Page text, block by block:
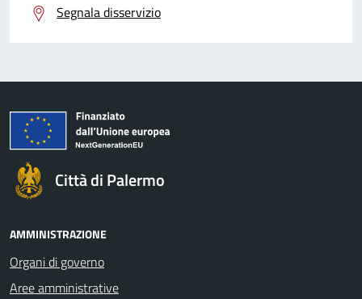
Segnala disservizio
Città di Palermo
AMMINISTRAZIONE
Organi di governo
Aree amministrative